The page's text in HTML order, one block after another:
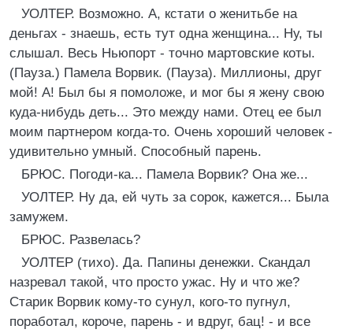
УОЛТЕР. Возможно. A, кстати о женитьбе на
деньгах - знаешь, есть тут одна женщина... Ну, ты
слышал. Весь Ньюпорт - точно мартовские коты.
(Пауза.) Памела Ворвик. (Пауза). Миллионы, друг
мой! A! Был бы я помоложе, и мог бы я жену свою
куда-нибудь деть... Это между нами. Отец ее был
моим партнером когда-то. Очень хороший человек -
удивительно умный. Способный парень.
БРЮС. Погоди-ка... Памела Ворвик? Она же...
УОЛТЕР. Ну да, ей чуть за сорок, кажется... Была
замужем.
БРЮС. Развелась?
УОЛТЕР (тихо). Да. Папины денежки. Скандал
назревал такой, что просто ужас. Ну и что же?
Старик Ворвик кому-то сунул, кого-то пугнул,
поработал, короче, парень - и вдруг, бац! - и все